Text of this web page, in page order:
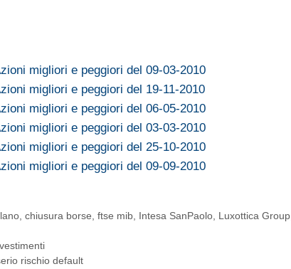
migliori e peggiori del 09-03-2010
migliori e peggiori del 19-11-2010
migliori e peggiori del 06-05-2010
migliori e peggiori del 03-03-2010
migliori e peggiori del 25-10-2010
migliori e peggiori del 09-09-2010
,chiusura borse ,ftse mib Intesa SanPaolo Luxottica Group
rischio default